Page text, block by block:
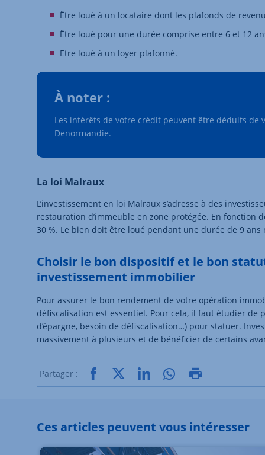
Être loué à un locataire dont les plafonds de
Être loué pour une durée comprise entre 6 et 12
Etre loué à un loyer plafonné.
À noter :
Les intérêts de votre crédit peuvent être déduits de
Denormandie.
La loi Malraux
L’investissement en loi Malraux s’adresse à des
restauration d’immeuble en zone protégée. En fonction
30 %. Le bien doit être loué pendant une durée de 9 ans
Choisir le bon dispositif et le bon
investissement immobilier
Pour assurer le bon rendement de votre opération
défiscalisation est essentiel. Pour cela, il faut étudier
d’épargne, besoin de défiscalisation…) pour statuer.
massivement à plusieurs et de bénéficier de certains
Partager :
Ces articles peuvent vous intéresser